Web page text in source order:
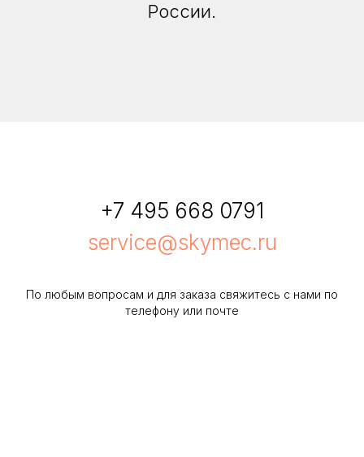
России.
+7 495 668 0791
service@skymec.ru
По любым вопросам и для заказа свяжитесь с нами по
телефону или почте